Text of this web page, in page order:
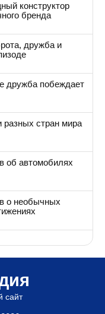
конструктор
бренда
дружба и
дружба побеждает
разных стран мира
об автомобилях
о необычных
сайт